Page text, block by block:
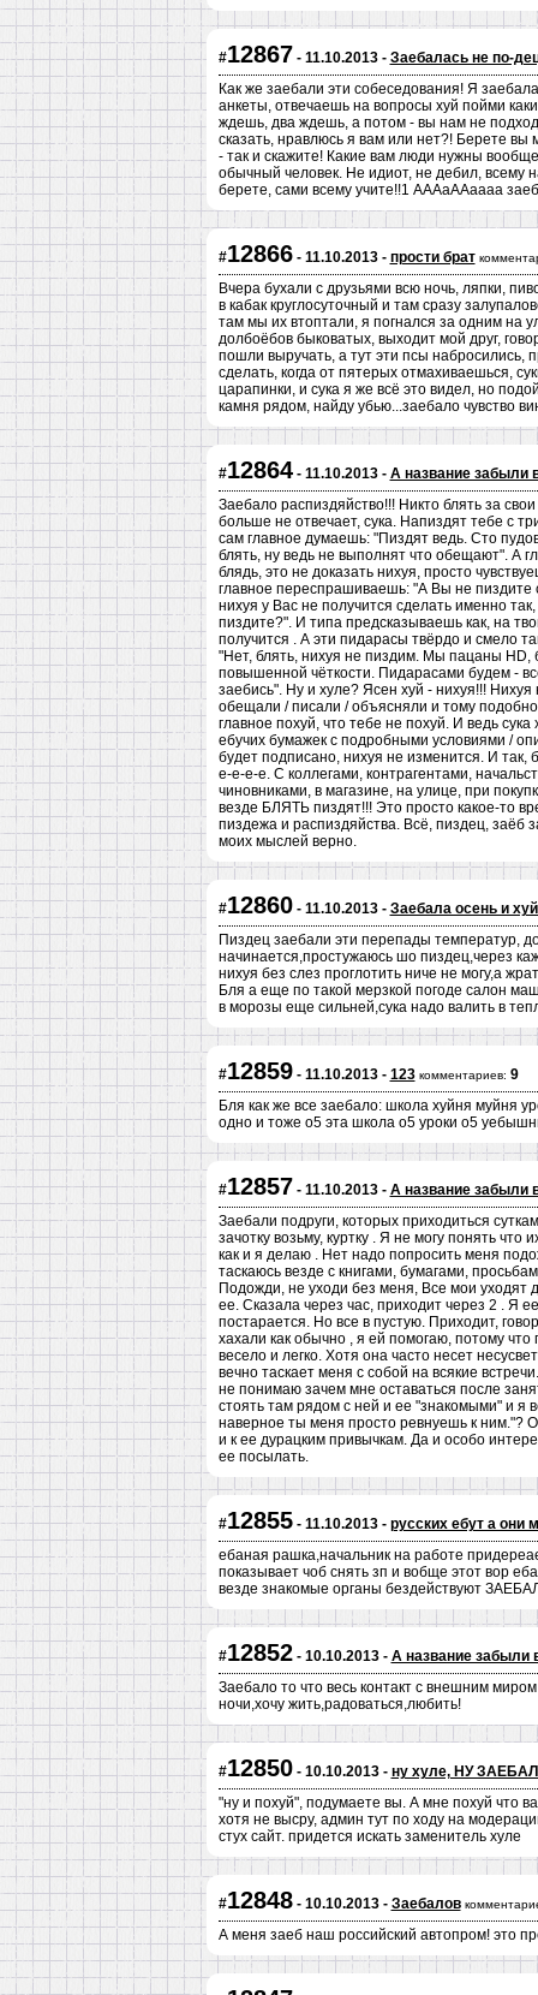
#12867 - 11.10.2013 - Заебалась не по-
Как же заебали эти собеседования! Я
анкеты, отвечаешь на вопросы хуй пойми
ждешь, два ждешь, а потом - вы нам не
сказать, нравлюсь я вам или нет?! Берете
- так и скажите! Какие вам люди нужны
обычный человек. Не идиот, не дебил, всему
берете, сами всему учите!!1 АААаААаааа
#12866- 11.10.2013 - прости брат
Вчера бухали с друзьями всю ночь, ляпки,
в кабак круглосуточный и там сразу
там мы их втоптали, я погнался за одним на
долбоёбов быковатых, выходит мой друг,
пошли выручать, а тут эти псы набросились,
сделать, когда от пятерых отмахиваешься,
царапинки, и сука я же всё это видел, но
камня рядом, найду убью...заебало чувство
#12864- 11.10.2013 - А название забыли
Заебало распиздяйство!!! Никто блять за
больше не отвечает, сука. Напиздят тебе с
сам главное думаешь: "Пиздят ведь. Сто
блять, ну ведь не выполнят что обещают". А
блядь, это не доказать нихуя, просто
главное переспрашиваешь: "А Вы не пиздите
нихуя у Вас не получится сделать именно
пиздите?". И типа предсказываешь как, на
получится . А эти пидарасы твёрдо и смело
"Нет, блять, нихуя не пиздим. Мы пацаны HD,
повышенной чёткости. Пидарасами будем -
заебись". Ну и хуле? Ясен хуй - нихуя!!! Нихуя
обещали / писали / объясняли и тому
главное похуй, что тебе не похуй. И ведь сука
ебучих бумажек с подробными условиями /
будет подписано, нихуя не изменится. И так,
е-е-е-е. С коллегами, контрагентами,
чиновниками, в магазине, на улице, при
везде БЛЯТЬ пиздят!!! Это просто какое-то
пиздежа и распиздяйства. Всё, пиздец, заёб
моих мыслей верно.
#12860- 11.10.2013 - Заебала осень и
Пиздец заебали эти перепады температур,
начинается,простужаюсь шо пиздец,через
нихуя без слез проглотить ниче не могу,а
Бля а еще по такой мерзкой погоде салон
в морозы еще сильней,сука надо валить в
#12859- 11.10.2013 - 123 комментариев: 9
Бля как же все заебало: школа хуйня муйня
одно и тоже о5 эта школа о5 уроки о5
#12857 - 11.10.2013 - А название забыли
Заебали подруги, которых приходиться
зачотку возьму, куртку . Я не могу понять
как и я делаю . Нет надо попросить меня
таскаюсь везде с книгами, бумагами,
Подожди, не уходи без меня, Все мои уходят
ее. Сказала через час, приходит через 2 . Я
постарается. Но все в пустую. Приходит,
хахали как обычно , я ей помогаю, потому
весело и легко. Хотя она часто несет
вечно таскает меня с собой на всякие
не понимаю зачем мне оставаться после
стоять там рядом с ней и ее "знакомыми" и я
наверное ты меня просто ревнуешь к ним."?
и к ее дурацким привычкам. Да и особо
ее посылать.
#12855- 11.10.2013 - русских ебут а они
ебаная рашка,начальник на работе
показывает чоб снять зп и вобще этот вор
везде знакомые органы бездействуют
#12852- 10.10.2013 - А название забыли
Заебало то что весь контакт с внешним
ночи,хочу жить,радоваться,любить!
#12850- 10.10.2013 - ну хуле, НУ
"ну и похуй", подумаете вы. А мне похуй что
хотя не высру, админ тут по ходу на
стух сайт. придется искать заменитель хуле
#12848- 10.10.2013 - Заебалов
А меня заеб наш российский автопром! это